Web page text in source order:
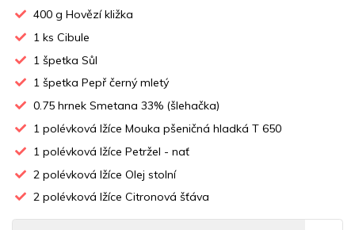
400 g Hovězí kližka
1 ks Cibule
1 špetka Sůl
1 špetka Pepř černý mletý
0.75 hrnek Smetana 33% (šlehačka)
1 polévková lžíce Mouka pšeničná hladká T 650
1 polévková lžíce Petržel - nať
2 polévková lžíce Olej stolní
2 polévková lžíce Citronová šťáva